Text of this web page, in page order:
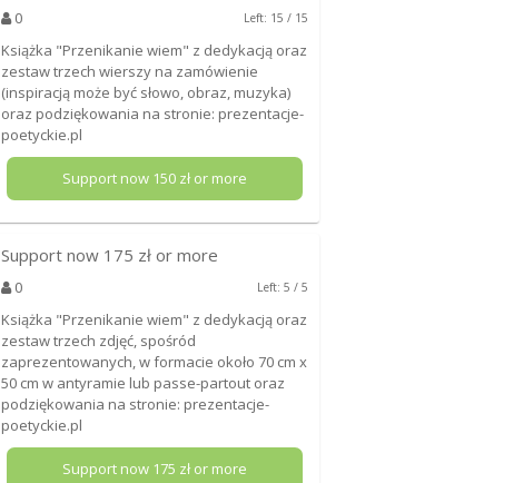
0 Left: 15 / 15
Książka "Przenikanie wiem" z dedykacją oraz
zestaw trzech wierszy na zamówienie
(inspiracją może być słowo, obraz, muzyka)
oraz podziękowania na stronie: prezentacje-
poetyckie.pl
Support now 150zł or more
Support now 175 zł or more
0 Left: 5 / 5
Książka "Przenikanie wiem" z dedykacją oraz
zestaw trzech zdjęć, spośród
zaprezentowanych, w formacie około 70 cm x
50 cm w antyramie lub passe-partout oraz
podziękowania na stronie: prezentacje-
poetyckie.pl
Support now 175 zł or more